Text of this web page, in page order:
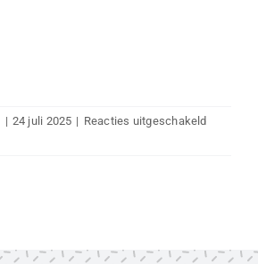
| 24 juli 2025 | Reacties uitgeschakeldvoor